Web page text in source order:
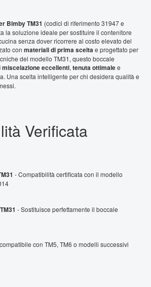
Bimby TM31 (codici di riferimento 31947 e
la soluzione ideale per sostituire il contenitore
senza dover ricorrere al costo elevato del
con materiali di prima sceltae progettato per
del modello TM31, questo boccale
miscelazione eccellenti, tenuta ottimalee
Una scelta intelligente per chi desidera qualità e
Verificata
- Compatibilità certificata con il modello
- Sostituisce perfettamente il boccale
con TM5, TM6 o modelli successivi